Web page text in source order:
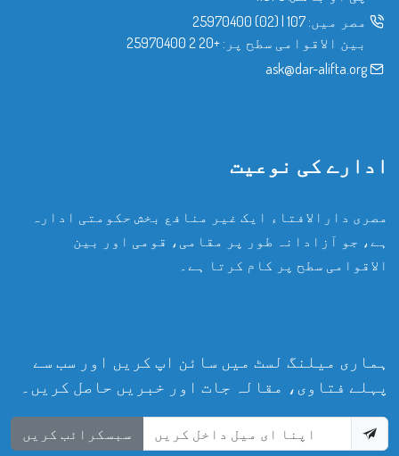
مصر میں: 107
|
(02) 25970400
بین الاقوامی سطح پر: +20 2 25970400
ask@dar-alifta.org
ادارے کی نوعیت
مصری دارالافتاء ایک غیر منافع بخش حکومتی ادارہ
ہے، جو آزادانہ طور پر مقامی، قومی اور بین
الاقوامی سطح پر کام کرتا ہے۔
ہماری میلنگ لسٹ میں سائن اپ کریں اور سب سے
پہلے فتاوی، مقالہ جات اور خبریں حاصل کریں۔
سبسکرائب کریں